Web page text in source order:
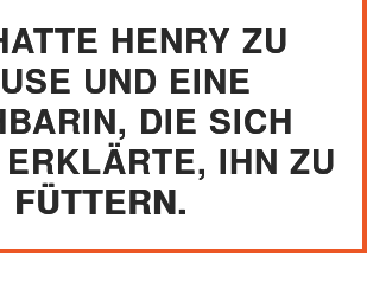
HENRY ZU
UND EINE
DIE SICH
IHN ZU
FÜTTERN.